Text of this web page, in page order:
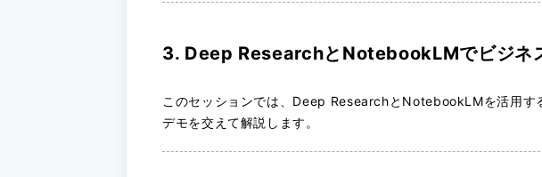
3. Deep ResearchとNotebookLMでビジネ
このセッションでは、Deep ResearchとNotebookLMを活用す
デモを交えて解説します。